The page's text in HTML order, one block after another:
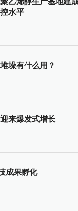
水平
垛有什么用？
来爆发式增长
成果孵化